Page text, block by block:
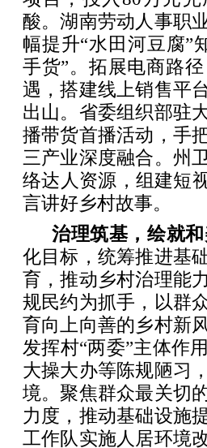
酸。湖南劳动人事职
幅提升“水田河豆腐”
手货”。拓展电商路
遇，搭建线上销售平
出山。省委组织部驻
播带货首播活动，手
三产业深度融合。州
络达人资源，组建短
言讲好乡村故事。
治理筑基，绘就
化目标，统筹推进基
育，推动乡村治理能
规民约为抓手，以群
育向上向善的乡村新
发挥村“两委”主体作
大操大办等陈规陋习
境。聚焦群众最关切
力度，推动基础设施
工作队实施人居环境